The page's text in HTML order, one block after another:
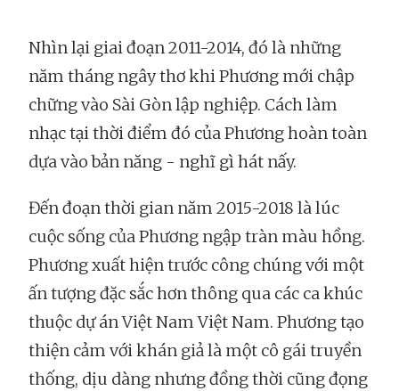
Nhìn lại giai đoạn 2011-2014, đó là những
năm tháng ngây thơ khi Phương mới chập
chững vào Sài Gòn lập nghiệp. Cách làm
nhạc tại thời điểm đó của Phương hoàn toàn
dựa vào bản năng - nghĩ gì hát nấy.
Đến đoạn thời gian năm 2015-2018 là lúc
cuộc sống của Phương ngập tràn màu hồng.
Phương xuất hiện trước công chúng với một
ấn tượng đặc sắc hơn thông qua các ca khúc
thuộc dự án Việt Nam Việt Nam. Phương tạo
thiện cảm với khán giả là một cô gái truyền
thống, dịu dàng nhưng đồng thời cũng đọng